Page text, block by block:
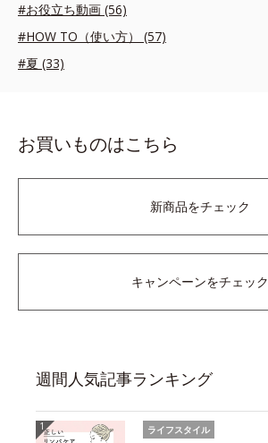
#お役立ち動画 (56)
#HOW TO（使い方） (57)
#夏 (33)
お買いものはこちら
新商品をチェック
キャンペーンをチェック
週間人気記事ランキング
ライフスタイル